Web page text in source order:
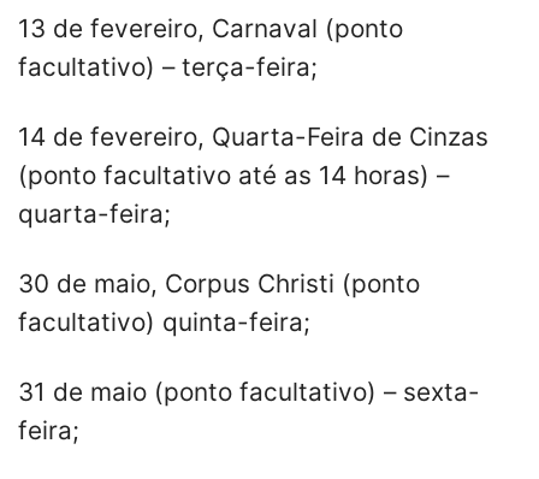
13 de fevereiro, Carnaval (ponto
facultativo) – terça-feira;
14 de fevereiro, Quarta-Feira de Cinzas
(ponto facultativo até as 14 horas) –
quarta-feira;
30 de maio, Corpus Christi (ponto
facultativo) quinta-feira;
31 de maio (ponto facultativo) – sexta-
feira;